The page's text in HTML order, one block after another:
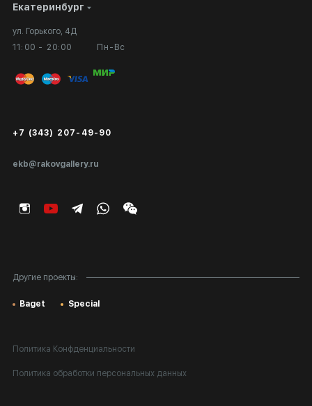
Екатеринбург
ул. Горького, 4Д
11:00 - 20:00
Пн-Вс
ekb@rakovgallery.ru
+7 (343) 207-49-90
Другие проекты:
Baget Special
Личный кабинет
Вопросы и ответы
Публичная оферта
Экспертиза/Вывоз за границу
Подарочные сертификаты
Сотрудничество
Выставка в галерее
Политика Конфденциальности
Политика обработки персональных данных